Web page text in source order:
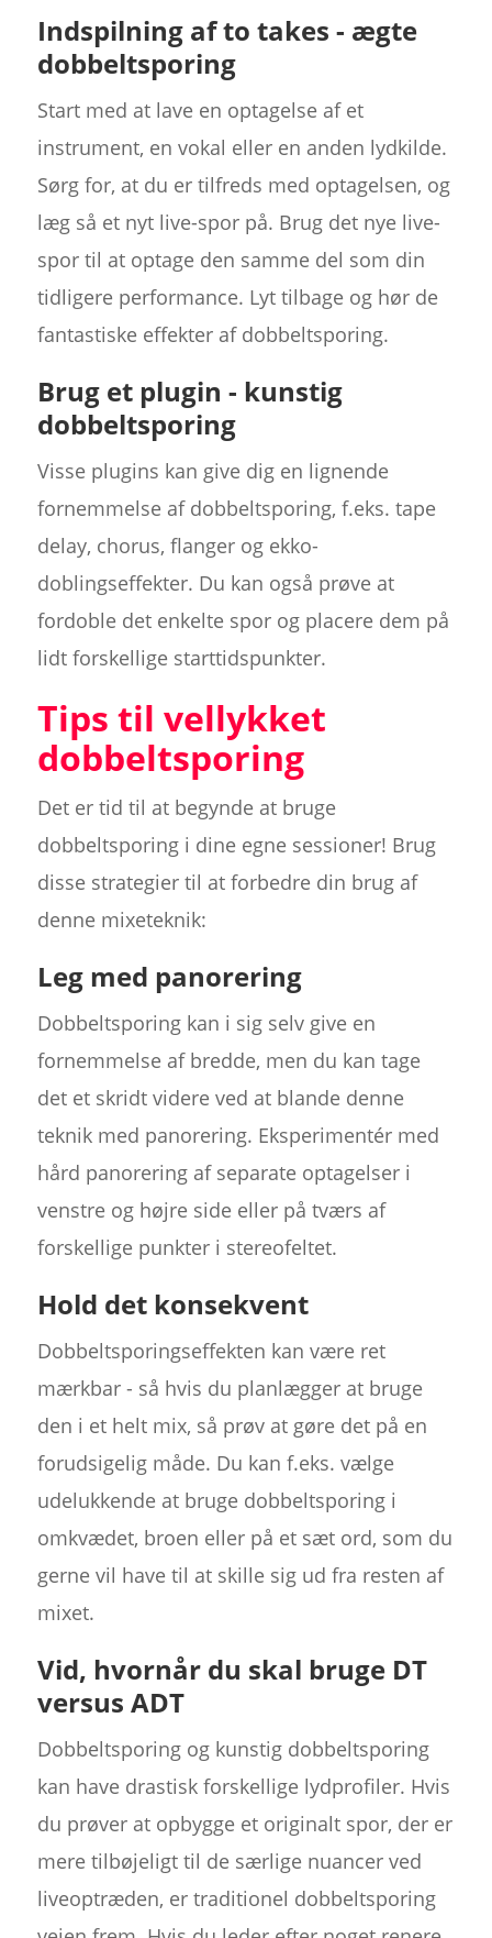
Indspilning af to takes - ægte
dobbeltsporing
Start med at lave en optagelse af et
instrument, en vokal eller en anden lydkilde.
Sørg for, at du er tilfreds med optagelsen, og
læg så et nyt live-spor på. Brug det nye live-
spor til at optage den samme del som din
tidligere performance. Lyt tilbage og hør de
fantastiske effekter af dobbeltsporing.
Brug et plugin - kunstig
dobbeltsporing
Visse plugins kan give dig en lignende
fornemmelse af dobbeltsporing, f.eks. tape
delay, chorus, flanger og ekko-
doblingseffekter. Du kan også prøve at
fordoble det enkelte spor og placere dem på
lidt forskellige starttidspunkter.
Tips til vellykket
dobbeltsporing
Det er tid til at begynde at bruge
dobbeltsporing i dine egne sessioner! Brug
disse strategier til at forbedre din brug af
denne mixeteknik:
Leg med panorering
Dobbeltsporing kan i sig selv give en
fornemmelse af bredde, men du kan tage
det et skridt videre ved at blande denne
teknik med panorering. Eksperimentér med
hård panorering af separate optagelser i
venstre og højre side eller på tværs af
forskellige punkter i stereofeltet.
Hold det konsekvent
Dobbeltsporingseffekten kan være ret
mærkbar - så hvis du planlægger at bruge
den i et helt mix, så prøv at gøre det på en
forudsigelig måde. Du kan f.eks. vælge
udelukkende at bruge dobbeltsporing i
omkvædet, broen eller på et sæt ord, som du
gerne vil have til at skille sig ud fra resten af
mixet.
Vid, hvornår du skal bruge DT
versus ADT
Dobbeltsporing og kunstig dobbeltsporing
kan have drastisk forskellige lydprofiler. Hvis
du prøver at opbygge et originalt spor, der er
mere tilbøjeligt til de særlige nuancer ved
liveoptræden, er traditionel dobbeltsporing